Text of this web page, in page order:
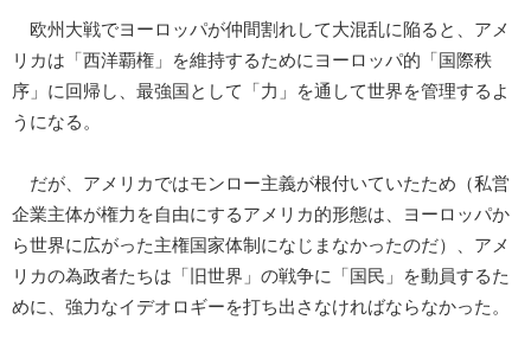
欧州大戦でヨーロッパが仲間割れして大混乱に陥ると、アメ
リカは「西洋覇権」を維持するためにヨーロッパ的「国際秩
序」に回帰し、最強国として「力」を通して世界を管理するよ
うになる。
だが、アメリカではモンロー主義が根付いていたため（私営
企業主体が権力を自由にするアメリカ的形態は、ヨーロッパか
ら世界に広がった主権国家体制になじまなかったのだ）、アメ
リカの為政者たちは「旧世界」の戦争に「国民」を動員するた
めに、強力なイデオロギーを打ち出さなければならなかった。